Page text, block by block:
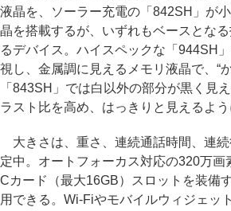
液晶を、ソーラー充電の「842SH」が
晶を搭載するが、いずれもベースとな
るデバイス。ハイスペックな「944SH
視し、金属調に見えるメモリ液晶で、“
「843SH」では白以外の部分が黒く見
ラスト比を高め、はっきりと見えるよう
大きさは、重さ、連続通話時間、連続
定中。オートフォーカス対応の320万画
Cカード（最大16GB）スロットを装備
用できる。Wi-Fiやモバイルウィジェッ